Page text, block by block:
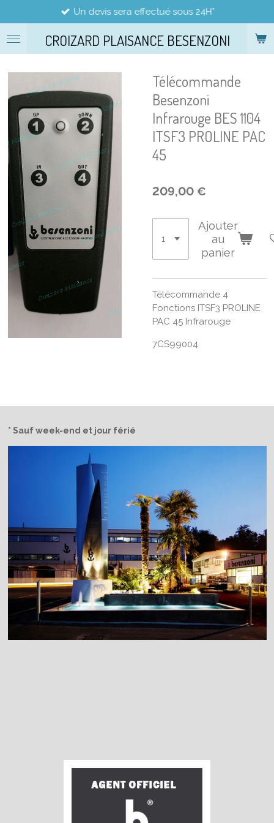
au
contenu
principal
CROIZARD PLAISANCE BESENZONI
Un devis sera effectué sous 24H*
Télécommande
Besenzoni
Infrarouge BES 1104
ITSF3 PROLINE PAC
45
209,00 €
Ajouter
au
panier
Télécommande 4
Fonctions ITSF3 PROLINE
PAC 45 Infrarouge
7CS99004
* Sauf week-end et jour férié